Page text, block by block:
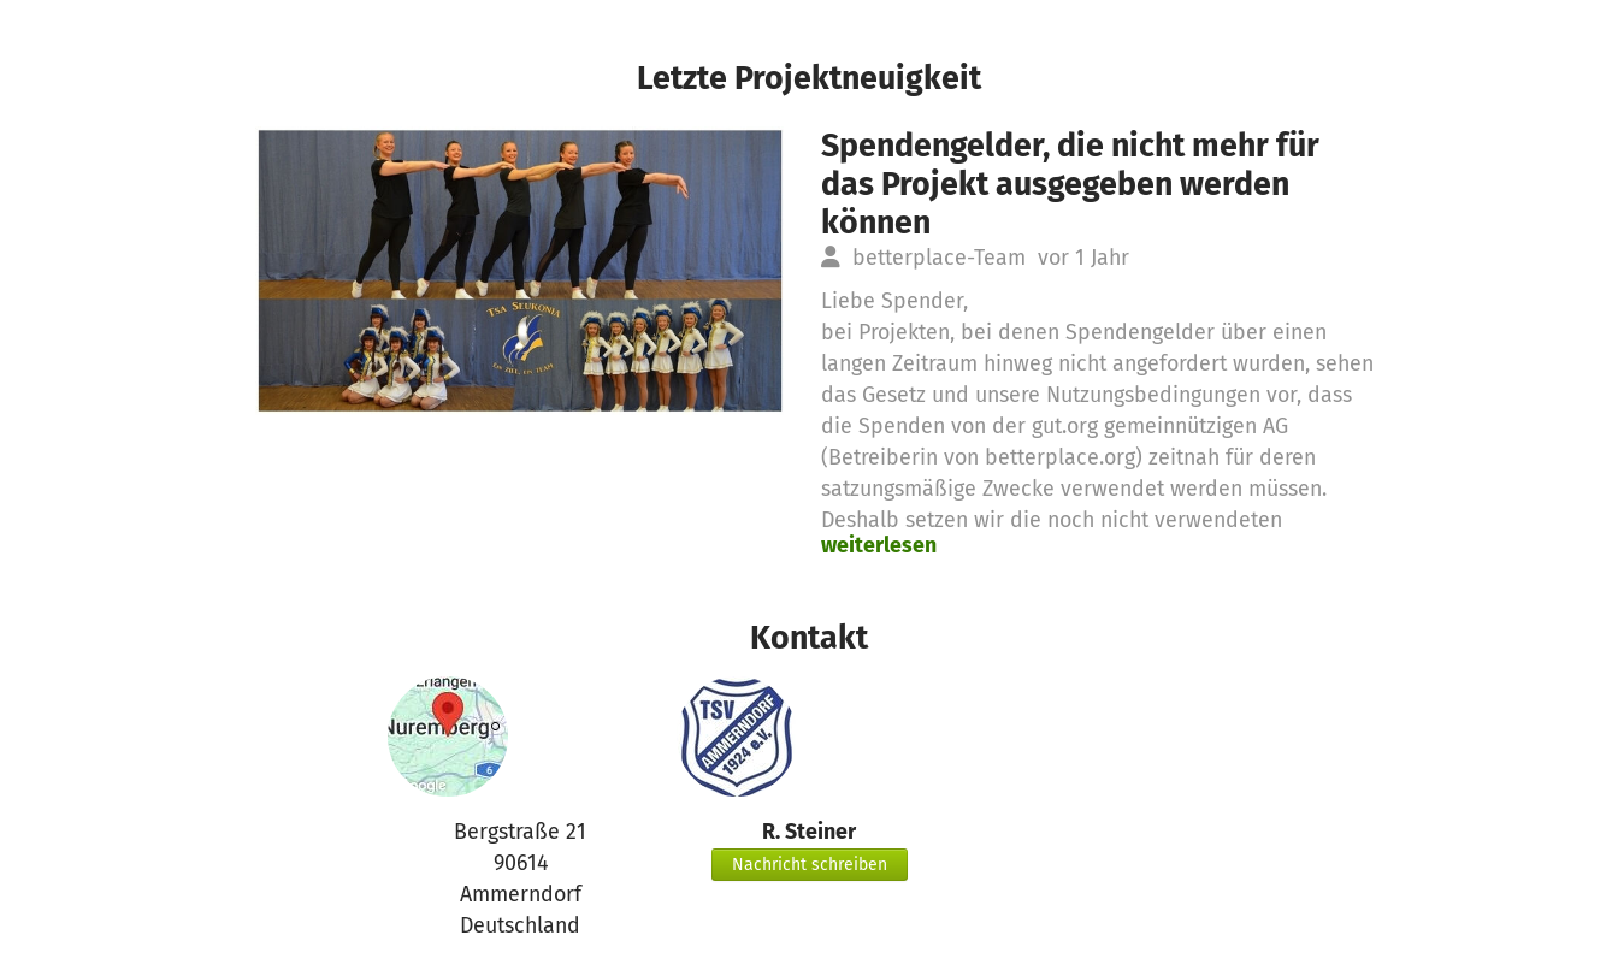
Letzte Projektneuigkeit
Spendengelder, die nicht mehr für
das Projekt ausgegeben werden
können
betterplace-Team vor 1 Jahr
Liebe Spender,
bei Projekten, bei denen Spendengelder über einen
langen Zeitraum hinweg nicht angefordert wurden, sehen
das Gesetz und unsere Nutzungsbedingungen vor, dass
die Spenden von der gut.org gemeinnützigen AG
(Betreiberin von betterplace.org) zeitnah für deren
satzungsmäßige Zwecke verwendet werden müssen.
Deshalb setzen wir die noch nicht verwendeten
Spendengelder für diese Zwecke ein
weiterlesen
Kontakt
Bergstraße 21
90614
Ammerndorf
Deutschland
R. Steiner
Nachricht schreiben